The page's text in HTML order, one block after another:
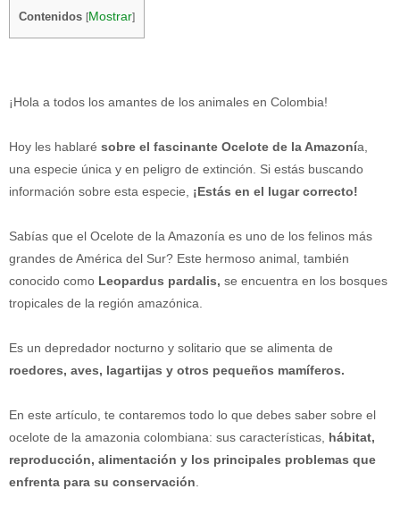
Contenidos [Mostrar]
¡Hola a todos los amantes de los animales en Colombia!
Hoy les hablaré sobre el fascinante Ocelote de la Amazonía,
una especie única y en peligro de extinción. Si estás buscando
información sobre esta especie, ¡Estás en el lugar correcto!
Sabías que el Ocelote de la Amazonía es uno de los felinos más
grandes de América del Sur? Este hermoso animal, también
conocido como Leopardus pardalis, se encuentra en los bosques
tropicales de la región amazónica.
Es un depredador nocturno y solitario que se alimenta de
roedores, aves, lagartijas y otros pequeños mamíferos.
En este artículo, te contaremos todo lo que debes saber sobre el
ocelote de la amazonia colombiana: sus características, hábitat,
reproducción, alimentación y los principales problemas que
enfrenta para su conservación